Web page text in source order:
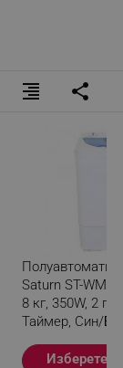
format_align_right share
Saturn ST-
8 кг, 350W, 2
Таймер, Син/
Изберете